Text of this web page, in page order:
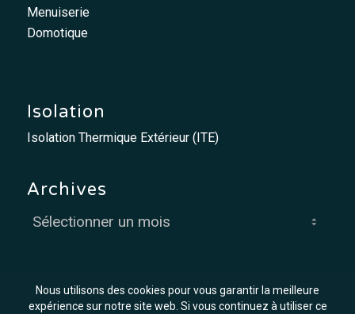
Menuiserie
Domotique
Isolation
Isolation Thermique Extérieur (ITE)
Archives
Nous utilisons des cookies pour vous garantir la meilleure
expérience sur notre site web. Si vous continuez à utiliser ce